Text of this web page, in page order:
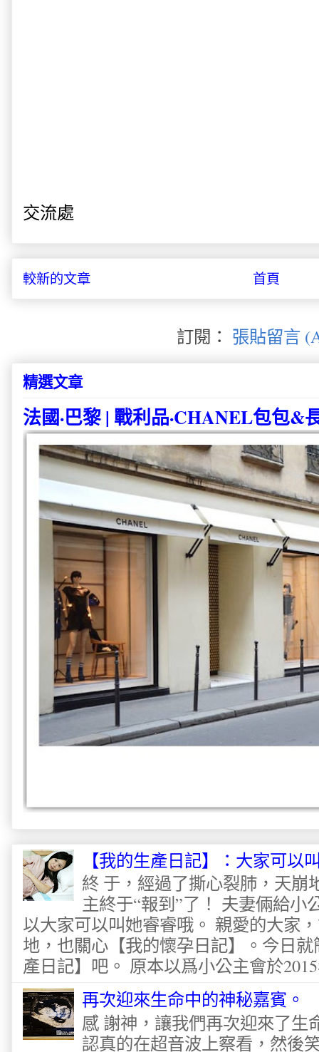
交流處
較新的文章 首頁
訂閱： 張貼留言
精選文章
法國·巴黎 | 戰利品·CHANEL包包&
【我的生產日記】：大家可以
終 于，經過了撕心裂肺，天崩
主終于“報到”了！ 夫妻倆給小
以大家可以叫她睿睿哦。 親愛的大家
地，也關心【我的懷孕日記】。今日
產日記】吧。 原本以爲小公主會於
再次迎來生命中的神秘嘉賓。
感 謝神，讓我們再次迎來了生
認真的在超音波上察看，然後